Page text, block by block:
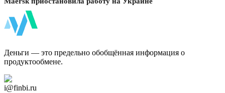
Деньги — это предельно обобщённая информация о
продуктообмене.
i@finbi.ru